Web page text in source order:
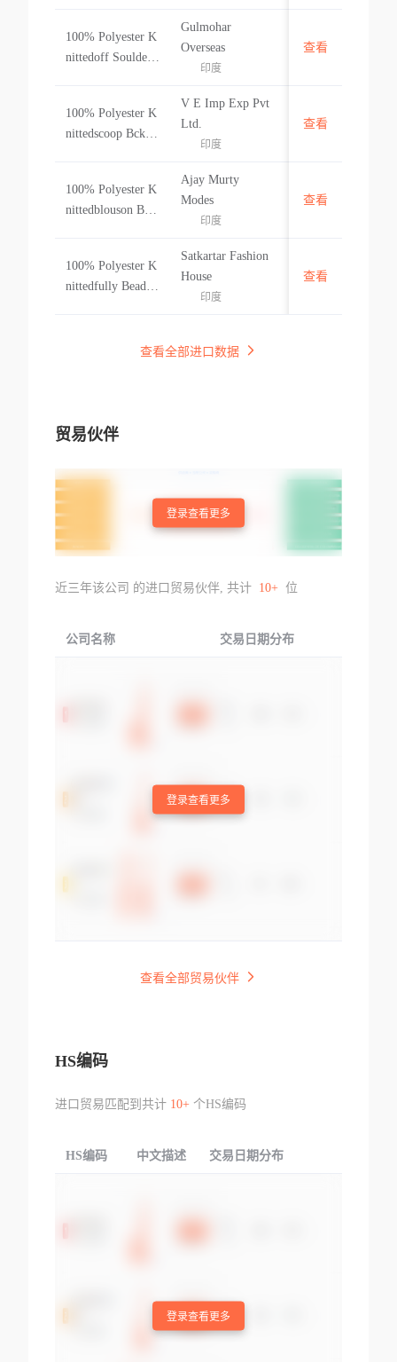
100% Polyester K
nittedoff Soulder
Gulmohar
Overseas
印度
印度
查看
100% Polyester K
nittedscoop Bck L
ped Back Long Dr
ess
V E Imp Exp Pvt
Ltd.
印度
印度
查看
100% Polyester K
nittedblouson Bea
Ajay Murty
Modes
印度
印度
查看
100% Polyester K
nittedfully Beaded
Satkartar Fashion
House
印度
印度
查看
查看全部进口数据
贸易伙伴
登录查看更多
近三年该公司 的进口贸易伙伴, 共计 10+ 位
公司名称 交易日期分布
登录查看更多
查看全部贸易伙伴
HS编码
进口贸易匹配到共计 10+个HS编码
HS编码 中文描述 交易日期分布
登录查看更多